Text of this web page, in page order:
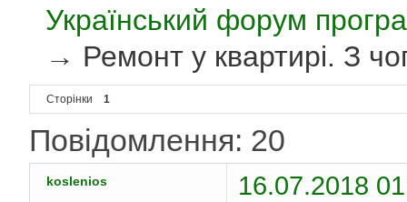
Український форум
→ Ремонт у квартирі. З
Сторінки 1
Повідомлення: 20
koslenios
16.07.2018